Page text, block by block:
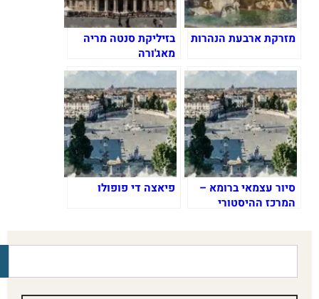
מזרקת ארבעת הנהרות
בזיליקת סנטה מריה
מאג'ורה
סיור עצמאי ברומא –
המרכז ההיסטורי
פיאצה די פופולו